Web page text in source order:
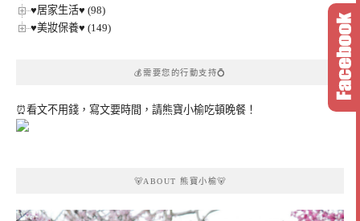
♥居家生活♥ (98)
♥美妝保養♥ (149)
💰需要您的行動支持💍
⏰看文不用錢，寫文要時間，請熊寶小榆吃頓晚餐！
🐻ABOUT 熊寶小榆🐻